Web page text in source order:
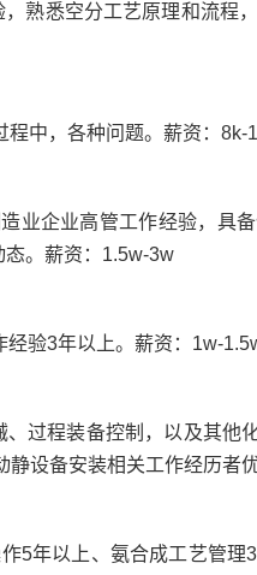
熟悉空分工艺原理和流程
程中，各种问题。薪资：8k-
业企业高管工作经验，具
。薪资：1.5w-3w
验3年以上。薪资：1w-
过程装备控制，以及其他
设备安装相关工作经历者
5年以上、氨合成工艺管理